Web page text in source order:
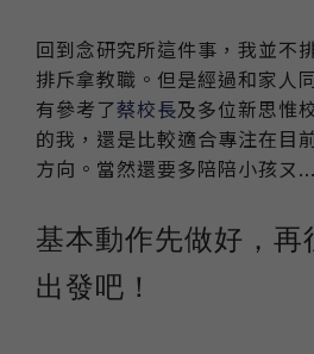
回到念研究所這件事，我並不
排斥拿教職。但是經過和家人
有參考了蔡校長及多位新思惟
的我，還是比較適合專注在目
方向。當然還要多陪陪小孩ㄡ
基本動作先做好，再
出發吧！